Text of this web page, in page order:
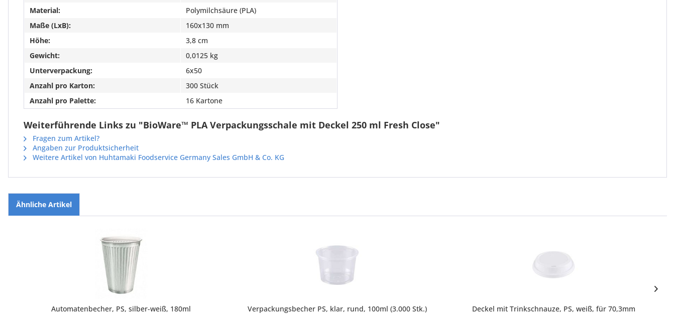
Material:
Polymilchsäure (PLA)
Maße (LxB):
160x130 mm
Höhe:
3,8 cm
Gewicht:
0,0125 kg
Unterverpackung:
6x50
Anzahl pro Karton:
300 Stück
Anzahl pro Palette:
16 Kartone
Weiterführende Links zu "BioWare™ PLA Verpackungsschale mit Deckel 250 ml Fresh Close"
Fragen zum Artikel?
Angaben zur Produktsicherheit
Weitere Artikel von Huhtamaki Foodservice Germany Sales GmbH & Co. KG
Ähnliche Artikel
Automatenbecher, PS, silber-weiß, 180ml Verpackungsbecher PS, klar, rund, 100ml (3.000 Stk.) Deckel mit Trinkschnauze, PS, weiß, für 70,3mm